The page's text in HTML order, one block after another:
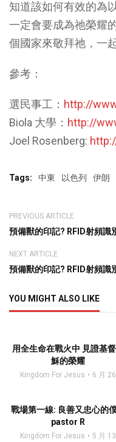
知道該如何有效的為
一定會要成為祂榮耀
個國家來敬拜祂，一
參考：
選民事工： http://
Biola 大學： http://
Joel Rosenberg:
Tags: 中東 以色列 伊朗
PREVIOUS ARTICLE
預備獸的印記? RFID射頻識
NEXT ARTICLE
預備獸的印記? RFID射頻識
YOU MIGHT ALSO LIKE
用全生命在戰火中 見證基
穌的榮耀
Kingdom For Jesus 6 月 26
戰場第一線: 良善又忠心的
pastor R
Kingdom For Jesus 5 月 13